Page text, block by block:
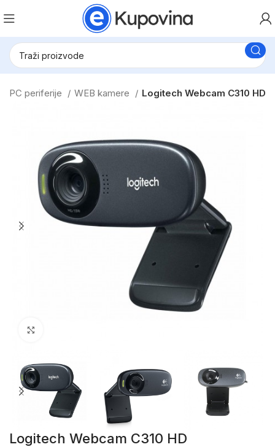
PC periferije WEB kamere Logitech Webcam C310 HD
Logitech Webcam C310 HD